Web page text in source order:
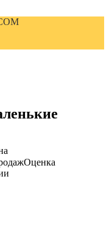
Оценка